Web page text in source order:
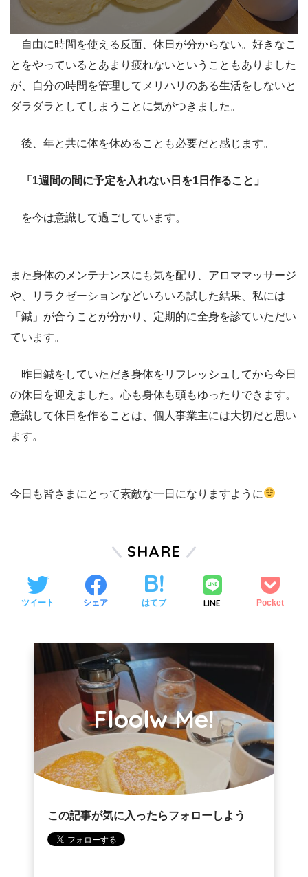
自由に時間を使える反面、休日が分からない。好きなこ
とをやっているとあまり疲れないということもありました
が、自分の時間を管理してメリハリのある生活をしないと
ダラダラとしてしまうことに気がつきました。
後、年と共に体を休めることも必要だと感じます。
「1週間の間に予定を入れない日を1日作ること」
を今は意識して過ごしています。
また身体のメンテナンスにも気を配り、アロママッサージ
や、リラクゼーションなどいろいろ試した結果、私には
「鍼」が合うことが分かり、定期的に全身を診ていただい
ています。
昨日鍼をしていただき身体をリフレッシュしてから今日
の休日を迎えました。心も身体も頭もゆったりできます。
意識して休日を作ることは、個人事業主には大切だと思い
ます。
今日も皆さまにとって素敵な一日になりますように
SHARE
ツイート シェア はてブ LINE Pocket
Floolw Me!
この記事が気に入ったらフォローしよう